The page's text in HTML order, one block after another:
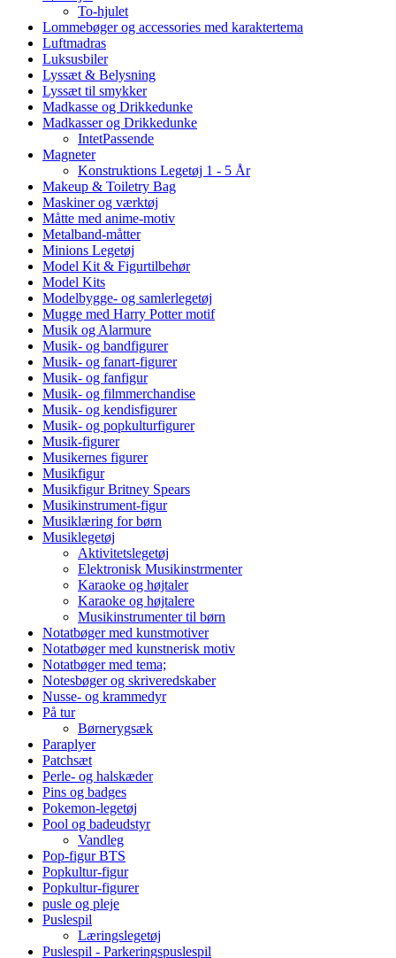
To-hjulet
Lommebøger og accessories med karaktertema
Luftmadras
Luksusbiler
Lyssæt & Belysning
Lyssæt til smykker
Madkasse og Drikkedunke
Madkasser og Drikkedunke
IntetPassende
Magneter
Konstruktions Legetøj 1 - 5 År
Makeup & Toiletry Bag
Maskiner og værktøj
Måtte med anime-motiv
Metalband-måtter
Minions Legetøj
Model Kit & Figurtilbehør
Model Kits
Modelbygge- og samlerlegetøj
Mugge med Harry Potter motif
Musik og Alarmure
Musik- og bandfigurer
Musik- og fanart-figurer
Musik- og fanfigur
Musik- og filmmerchandise
Musik- og kendisfigurer
Musik- og popkulturfigurer
Musik-figurer
Musikernes figurer
Musikfigur
Musikfigur Britney Spears
Musikinstrument-figur
Musiklæring for børn
Musiklegetøj
Aktivitetslegetøj
Elektronisk Musikinstrmenter
Karaoke og højtaler
Karaoke og højtalere
Musikinstrumenter til børn
Notatbøger med kunstmotiver
Notatbøger med kunstnerisk motiv
Notatbøger med tema;
Notesbøger og skriveredskaber
Nusse- og krammedyr
På tur
Børnerygsæk
Paraplyer
Patchsæt
Perle- og halskæder
Pins og badges
Pokemon-legetøj
Pool og badeudstyr
Vandleg
Pop-figur BTS
Popkultur-figur
Popkultur-figurer
pusle og pleje
Puslespil
Læringslegetøj
Puslespil - Parkeringspuslespil